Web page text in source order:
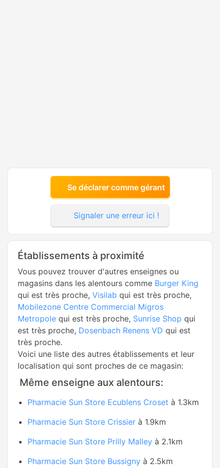
Se déclarer comme gérant
Signaler une erreur ici !
Établissements à proximité
Vous pouvez trouver d'autres enseignes ou
magasins dans les alentours comme Burger King
qui est très proche, Visilab qui est très proche,
Mobilezone Centre Commercial Migros
Metropole qui est très proche, Sunrise Shop qui
est très proche, Dosenbach Renens VD qui est
très proche.
Voici une liste des autres établissements et leur
localisation qui sont proches de ce magasin:
Même enseigne aux alentours:
Pharmacie Sun Store Ecublens Croset à 1.3km
Pharmacie Sun Store Crissier à 1.9km
Pharmacie Sun Store Prilly Malley à 2.1km
Pharmacie Sun Store Bussigny à 2.5km